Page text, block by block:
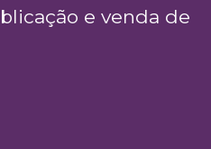
e venda de